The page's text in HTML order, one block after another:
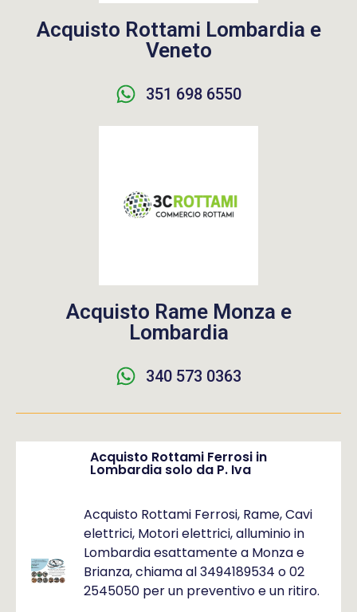
Acquisto Rottami Lombardia e
Veneto
351 698 6550
Acquisto Rame Monza e
Lombardia
340 573 0363
Acquisto Rottami Ferrosi in
Lombardia solo da P. Iva
Acquisto Rottami Ferrosi, Rame, Cavi
elettrici, Motori elettrici, alluminio in
Lombardia esattamente a Monza e
Brianza, chiama al 3494189534 o 02
2545050 per un preventivo e un ritiro.